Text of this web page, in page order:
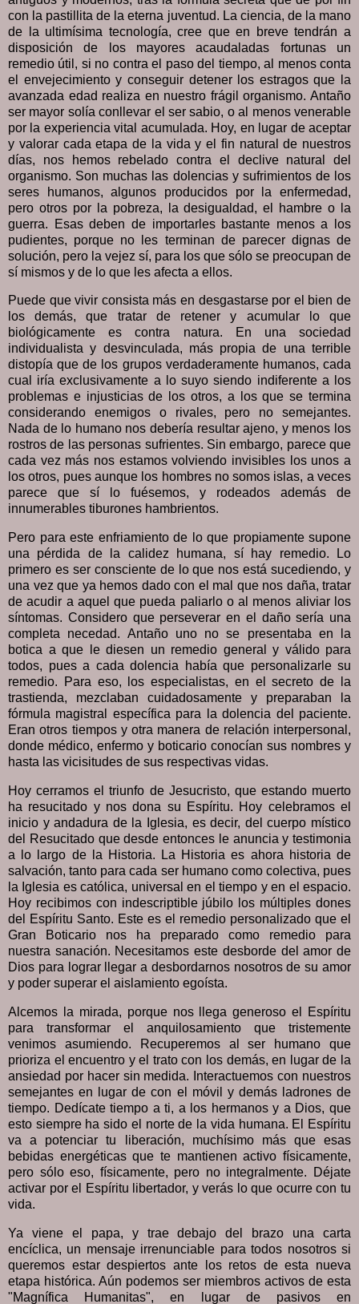
con la pastillita de la eterna juventud. La ciencia, de la mano
de la ultimísima tecnología, cree que en breve tendrán a
disposición de los mayores acaudaladas fortunas un
remedio útil, si no contra el paso del tiempo, al menos conta
el envejecimiento y conseguir detener los estragos que la
avanzada edad realiza en nuestro frágil organismo. Antaño
ser mayor solía conllevar el ser sabio, o al menos venerable
por la experiencia vital acumulada. Hoy, en lugar de aceptar
y valorar cada etapa de la vida y el fin natural de nuestros
días, nos hemos rebelado contra el declive natural del
organismo. Son muchas las dolencias y sufrimientos de los
seres humanos, algunos producidos por la enfermedad,
pero otros por la pobreza, la desigualdad, el hambre o la
guerra. Esas deben de importarles bastante menos a los
pudientes, porque no les terminan de parecer dignas de
solución, pero la vejez sí, para los que sólo se preocupan de
sí mismos y de lo que les afecta a ellos.
Puede que vivir consista más en desgastarse por el bien de
los demás, que tratar de retener y acumular lo que
biológicamente es contra natura. En una sociedad
individualista y desvinculada, más propia de una terrible
distopía que de los grupos verdaderamente humanos, cada
cual iría exclusivamente a lo suyo siendo indiferente a los
problemas e injusticias de los otros, a los que se termina
considerando enemigos o rivales, pero no semejantes.
Nada de lo humano nos debería resultar ajeno, y menos los
rostros de las personas sufrientes. Sin embargo, parece que
cada vez más nos estamos volviendo invisibles los unos a
los otros, pues aunque los hombres no somos islas, a veces
parece que sí lo fuésemos, y rodeados además de
innumerables tiburones hambrientos.
Pero para este enfriamiento de lo que propiamente supone
una pérdida de la calidez humana, sí hay remedio. Lo
primero es ser consciente de lo que nos está sucediendo, y
una vez que ya hemos dado con el mal que nos daña, tratar
de acudir a aquel que pueda paliarlo o al menos aliviar los
síntomas. Considero que perseverar en el daño sería una
completa necedad. Antaño uno no se presentaba en la
botica a que le diesen un remedio general y válido para
todos, pues a cada dolencia había que personalizarle su
remedio. Para eso, los especialistas, en el secreto de la
trastienda, mezclaban cuidadosamente y preparaban la
fórmula magistral específica para la dolencia del paciente.
Eran otros tiempos y otra manera de relación interpersonal,
donde médico, enfermo y boticario conocían sus nombres y
hasta las vicisitudes de sus respectivas vidas.
Hoy cerramos el triunfo de Jesucristo, que estando muerto
ha resucitado y nos dona su Espíritu. Hoy celebramos el
inicio y andadura de la Iglesia, es decir, del cuerpo místico
del Resucitado que desde entonces le anuncia y testimonia
a lo largo de la Historia. La Historia es ahora historia de
salvación, tanto para cada ser humano como colectiva, pues
la Iglesia es católica, universal en el tiempo y en el espacio.
Hoy recibimos con indescriptible júbilo los múltiples dones
del Espíritu Santo. Este es el remedio personalizado que el
Gran Boticario nos ha preparado como remedio para
nuestra sanación. Necesitamos este desborde del amor de
Dios para lograr llegar a desbordarnos nosotros de su amor
y poder superar el aislamiento egoísta.
Alcemos la mirada, porque nos llega generoso el Espíritu
para transformar el anquilosamiento que tristemente
venimos asumiendo. Recuperemos al ser humano que
prioriza el encuentro y el trato con los demás, en lugar de la
ansiedad por hacer sin medida. Interactuemos con nuestros
semejantes en lugar de con el móvil y demás ladrones de
tiempo. Dedícate tiempo a ti, a los hermanos y a Dios, que
esto siempre ha sido el norte de la vida humana. El Espíritu
va a potenciar tu liberación, muchísimo más que esas
bebidas energéticas que te mantienen activo físicamente,
pero sólo eso, físicamente, pero no integralmente. Déjate
activar por el Espíritu libertador, y verás lo que ocurre con tu
vida.
Ya viene el papa, y trae debajo del brazo una carta
encíclica, un mensaje irrenunciable para todos nosotros si
queremos estar despiertos ante los retos de esta nueva
etapa histórica. Aún podemos ser miembros activos de esta
"Magnífica Humanitas", en lugar de pasivos en